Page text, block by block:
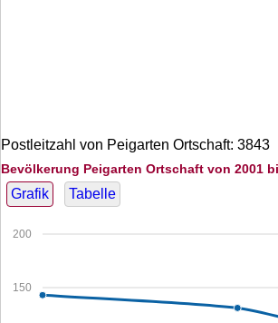
Postleitzahl von Peigarten Ortschaft: 3843
Bevölkerung Peigarten Ortschaft von 2001
Grafik Tabelle
150
200